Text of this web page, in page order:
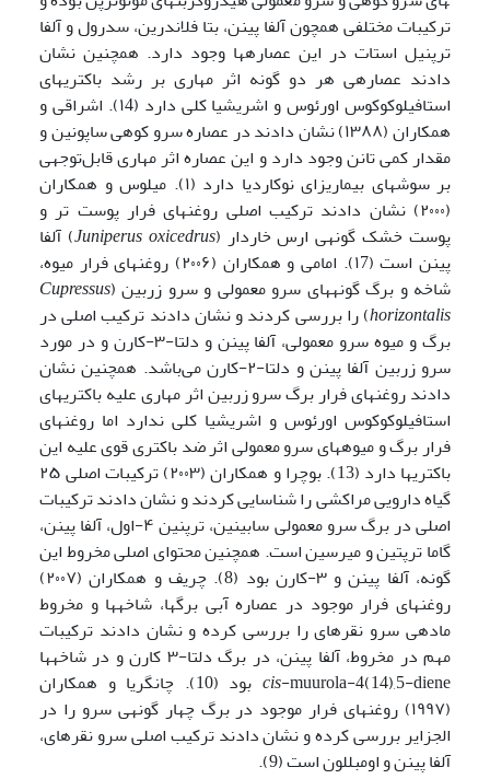
ترکیبات مختلفی همچون آلفا پینن، بتا فلاندرین، سدرول و آلفا
ترپنیل استات در این عصاره­ها وجود دارد. همچنین نشان
دادند عصاره­ی هر دو گونه اثر مهاری بر رشد باکتری­های
استافیلوکوکوس اورئوس و اشریشیا کلی دارد (۱4). اشراقی و
همکاران (۱۳۸۸) نشان دادند در عصاره سرو کوهی ساپونین و
مقدار کمی تانن وجود دارد و این عصاره اثر مهاری قابل‌توجهی
بر سوش­های بیماری­زای نوکاردیا دارد (۱). میلوس و همکاران
(۲۰۰۰) نشان دادند ترکیب اصلی روغن­های فرار پوست تر و
پوست خشک گونه­ی ارس خاردار (Juniperus oxicedrus) آلفا
پینن است (۱7). امامی و همکاران (۲۰۰۶) روغن­های فرار میوه،
شاخه و برگ گونه­های سرو معمولی و سرو زربین (Cupressus
horizontalis) را بررسی کردند و نشان دادند ترکیب اصلی در
برگ و میوه سرو معمولی، آلفا پینن و دلتا-۳-کارن و در مورد
سرو زربین آلفا پینن و دلتا-۲-کارن می‌باشد. همچنین نشان
دادند روغن­های فرار برگ سرو زربین اثر مهاری علیه باکتری­های
استافیلوکوکوس اورئوس و اشریشیا کلی ندارد اما روغن­های
فرار برگ و میوه­های سرو معمولی اثر ضد باکتری قوی علیه این
باکتری­ها دارد (13). بوچرا و همکاران (۲۰۰۳) ترکیبات اصلی ۲۵
گیاه دارویی مراکشی را شناسایی کردند و نشان دادند ترکیبات
اصلی در برگ سرو معمولی سابینین، ترپنین ۴-اول، آلفا پینن،
گاما ترپتین و میرسین است. همچنین محتوای اصلی مخروط این
گونه، آلفا پینن و ۳-کارن بود (8). چریف و همکاران (۲۰۰۷)
روغن­های فرار موجود در عصاره آبی برگ­ها، شاخه­ها و مخروط
ماده­ی سرو نقره­ای را بررسی کرده و نشان دادند ترکیبات
مهم در مخروط، آلفا پینن، در برگ دلتا-۳ کارن و در شاخه­ها
cis
-muurola-4(14),5-diene بود (10). چانگریا و همکاران
(۱۹۹۷) روغن­های فرار موجود در برگ چهار گونه­ی سرو را در
الجزایر بررسی کرده و نشان دادند ترکیب اصلی سرو نقره­ای،
آلفا پینن و اومبللون است (9).